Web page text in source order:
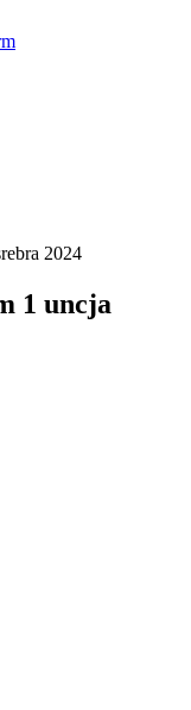
2024
1 uncja